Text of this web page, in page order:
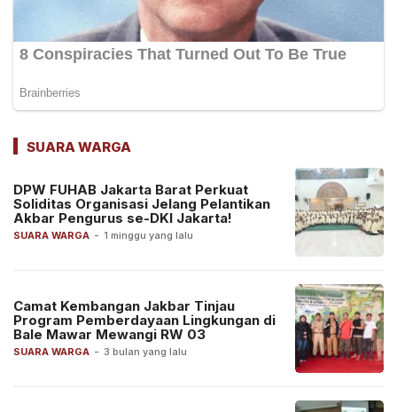
SUARA WARGA
SUARA WARGA - 1 minggu yang lalu
DPW FUHAB Jakarta Barat Perkuat
Soliditas Organisasi Jelang Pelantikan
Akbar Pengurus se-DKI Jakarta!
SUARA WARGA - 3 bulan yang lalu
Camat Kembangan Jakbar Tinjau
Program Pemberdayaan Lingkungan di
Bale Mawar Mewangi RW 03